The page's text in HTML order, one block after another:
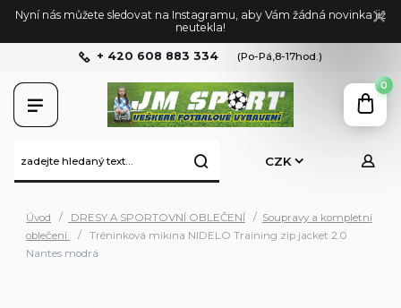
Nyní nás můžete sledovat na Instagramu, aby Vám žádná novinka již
neutekla!
CZK
+ 420 608 883 334 (Po-Pá,8-17hod.)
0
Úvod DRESY A SPORTOVNÍ OBLEČENÍ
Soupravy a kompletní
oblečení
Tréninková mikina NIDELO Training zip jacket 2.0
Nantes modrá